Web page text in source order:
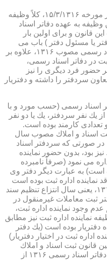
با وضع قانون دفاتر اسناد رسمی در مورخه ۱۵/۳/۱۳۱۶، كلاً وظیفه
وظیفه به عهده دفاتر اسناد
و برای اولین بار
یا مسئول دفتر ) باب می
شود. قانونگذار در قانون دفاتر اسناد رسمی مصوب ۱۳۱۶، علاوه بر
در دفاتر اسناد رسمی،
فرد دیگری را نیز
سردفتر را داشته و دفتریار
به بعد، دفاتر اسناد رسمی (حسب مورد و با
یك نفر سردفتر، یك یا دو نفر
و تعدادی كارمند بوده است.
اسناد و املاك مصوب سال
از سال ۱۳۱۰ تا سال ۱۳۱۶، در صورتی كه سردفتر اسناد
بود، بدون حضور نماینده
می نمود (صرفاً نامبرده
است) به عبارت دیگر دفتر وی
نماینده اداره ثبت بوده است
لیكن از این تاریخ به بعد، (ازسال ۱۳۱۶، یعنی سال انتزاع تنظیم سند
ثبت معاملات غیرمنقول در
وجود نماینده اداره ثبت،
نماینده اداره ثبت نیز مطابق
عهده دفتریار بوده است (یك دفتر
اداره ثبت در اختیار دفتریار)
قانون ثبت اسناد و املاك
مصوب ۱۳۱۰ از یك طرف و قانون دفاتر اسناد رسمی ۱۳۱۶ از